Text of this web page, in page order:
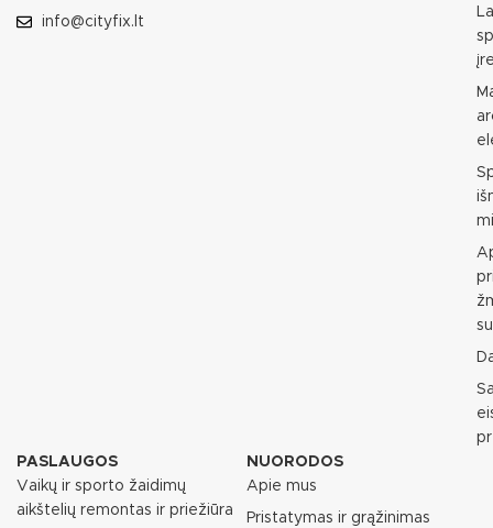
info@cityfix.lt
PASLAUGOS
Vaikų ir sporto žaidimų
aikštelių remontas ir priežiūra
NUORODOS
Apie mus
Pristatymas ir grąžinimas